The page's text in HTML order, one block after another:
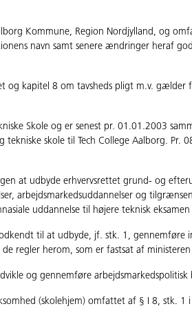
Kommune, Region Nordjylland, og
navn samt senere ændringer heraf
og kapitel 8 om tavsheds­ pligt m.v. gælder
Skole og er senest pr. 01.01.2003
skole til Tech College Aalborg.
at udbyde erhvervsrettet grund- og
arbejdsmarkedsuddannelser og
uddannelse til højere teknisk eksamen
til at udbyde, jf. stk. 1,
regler herom, som er fastsat af
og gennemføre
(skolehjem) omfattet af § I 8, stk.